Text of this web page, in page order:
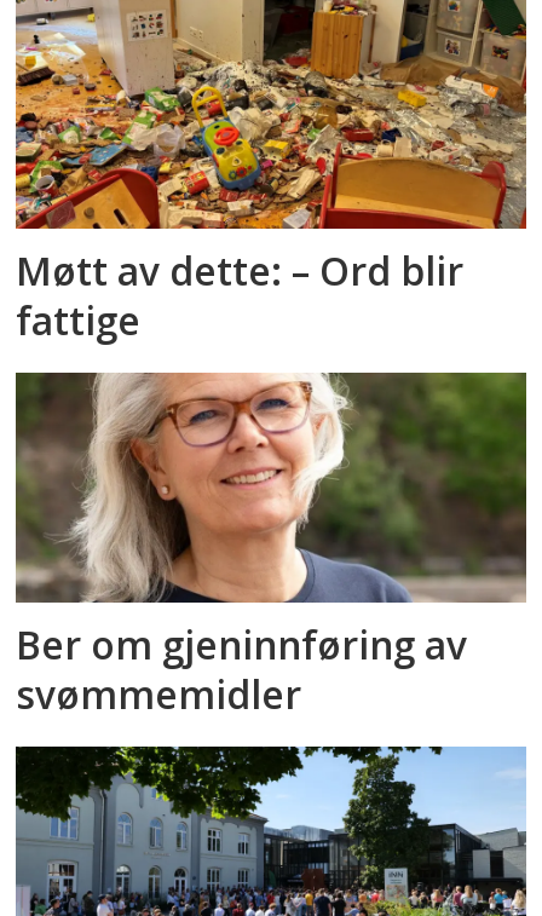
Møtt av dette: – Ord blir
fattige
Ber om gjeninnføring av
svømmemidler